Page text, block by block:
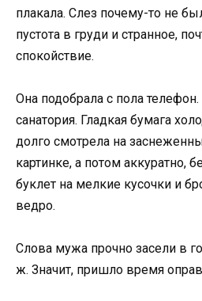
плакала. Слез почему-то не
пустота в груди и странное,
спокойствие.
Она подобрала с пола
санатория. Гладкая бумага
долго смотрела на
картинке, а потом аккуратно,
буклет на мелкие кусочки и
ведро.
Слова мужа прочно засели в
ж. Значит, пришло время